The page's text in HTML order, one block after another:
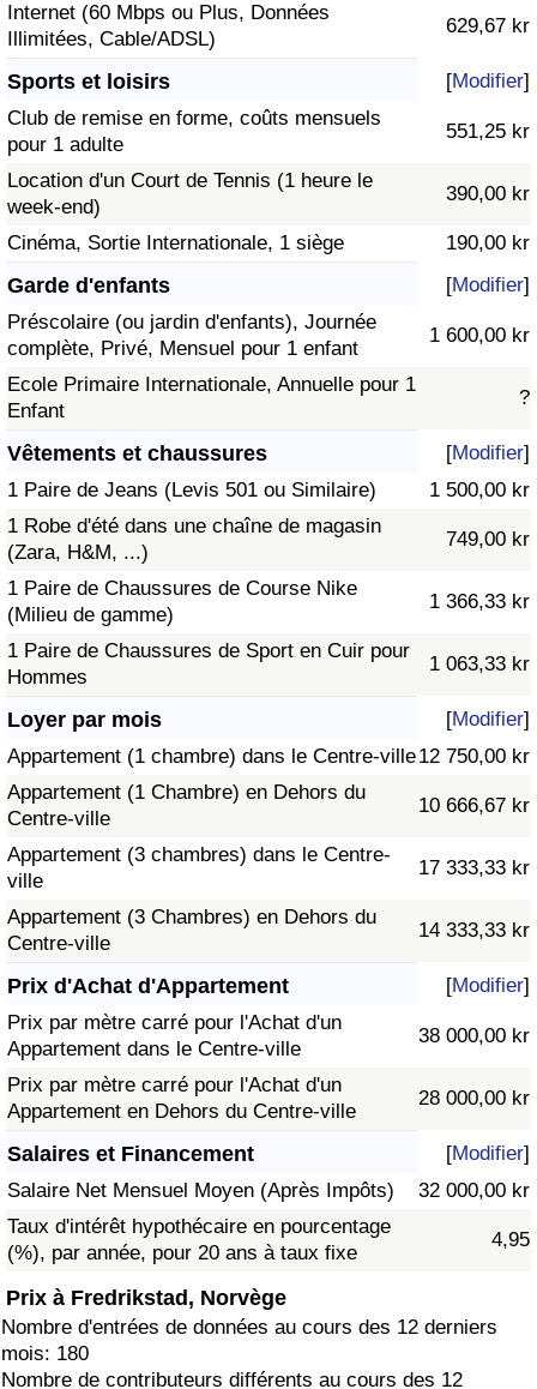
Internet (60 Mbps ou Plus, Données
Illimitées, Cable/ADSL)
629,67 kr
Sports et loisirs [Modifier]
Club de remise en forme, coûts mensuels
pour 1 adulte
551,25 kr
Location d'un Court de Tennis (1 heure le
week-end)
390,00 kr
Cinéma, Sortie Internationale, 1 siège 190,00 kr
Garde d'enfants [Modifier]
Préscolaire (ou jardin d'enfants), Journée
complète, Privé, Mensuel pour 1 enfant
1 600,00 kr
Ecole Primaire Internationale, Annuelle pour 1
Enfant
?
Vêtements et chaussures [Modifier]
1 Paire de Jeans (Levis 501 ou Similaire)
1 500,00 kr
1 Robe d'été dans une chaîne de magasin
(Zara, H&M, ...)
749,00 kr
1 Paire de Chaussures de Course Nike
(Milieu de gamme)
1 366,33 kr
1 Paire de Chaussures de Sport en Cuir pour
Hommes
1 063,33 kr
Loyer par mois [Modifier]
Appartement (1 chambre) dans le Centre-ville12 750,00 kr
Appartement (1 Chambre) en Dehors du
Centre-ville
10 666,67 kr
Appartement (3 chambres) dans le Centre-
ville
17 333,33 kr
Appartement (3 Chambres) en Dehors du
Centre-ville
14 333,33 kr
Prix d'Achat d'Appartement [Modifier]
Prix par mètre carré pour l'Achat d'un
Appartement dans le Centre-ville
38 000,00 kr
Prix par mètre carré pour l'Achat d'un
Appartement en Dehors du Centre-ville
28 000,00 kr
Salaires et Financement [Modifier]
Salaire Net Mensuel Moyen (Après Impôts)
32 000,00 kr
Taux d'intérêt hypothécaire en pourcentage
(%), par année, pour 20 ans à taux fixe
4,95
Prix à Fredrikstad, Norvège
Nombre d'entrées de données au cours des 12 derniers
mois: 180
Nombre de contributeurs différents au cours des 12